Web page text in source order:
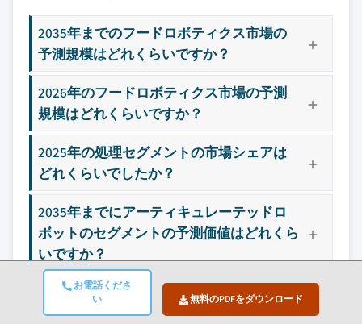
お電話くださ
い
無料のPDFをダウンロード
2035年までのフードロボティクス市場の
予測規模はどれくらいですか？
2026年のフードロボティクス市場の予測
規模はどれくらいですか？
2025年の処理セグメントの市場シェアは
どれくらいでしたか？
2035年までにアーティキュレーテッドロ
ボットのセグメントの予測価値はどれくら
いですか？
2025年のフードロボティクス市場をどの
地域がリードしましたか？